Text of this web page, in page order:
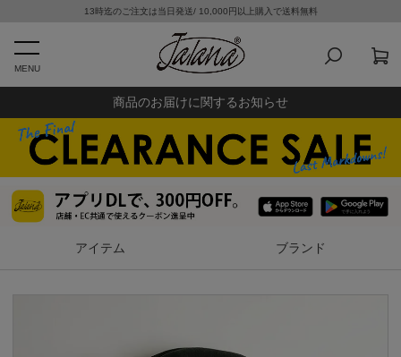
13時迄のご注文は当日発送/ 10,000円以上購入で送料無料
MENU
商品のお届けに関するお知らせ
アイテム ブランド